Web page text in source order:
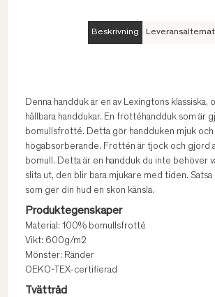
Beskrivning
Denna handduk är en av Lexingtons klassiska,
hållbara handdukar. En frottéhandduk som är
bomullsfrotté. Detta gör handduken mjuk och
högabsorberande. Frottén är tjock och gjord
bomull. Detta är en handduk du inte behöver
slita ut, den blir bara mjukare med tiden. Satsa
som ger din hud en skön känsla.
Produktegenskaper
Material: 100% bomullsfrotté
Vikt: 600g/m2
Mönster: Ränder
OEKO-TEX-certifierad
Tvättråd